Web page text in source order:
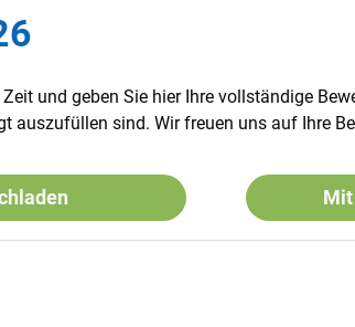
und geben Sie hier Ihre vollständige
auszufüllen sind. Wir freuen uns auf Ihre